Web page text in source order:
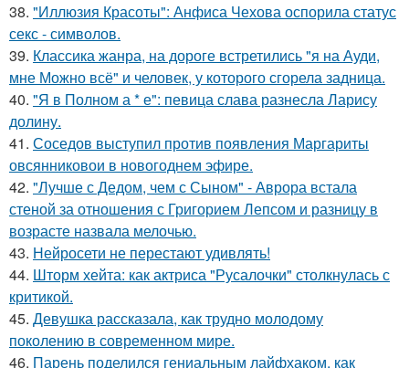
38. "Иллюзия Красоты": Анфиса Чехова оспорила статус
секс - символов.
39. Классика жанра, на дороге встретились "я на Ауди,
мне Можно всё" и человек, у которого сгорела задница.
40. "Я в Полном а * е": певица слава разнесла Ларису
долину.
41. Соседов выступил против появления Маргариты
овсянниковои в новогоднем эфире.
42. "Лучше с Дедом, чем с Сыном" - Аврора встала
стеной за отношения с Григорием Лепсом и разницу в
возрасте назвала мелочью.
43. Нейросети не перестают удивлять!
44. Шторм хейта: как актриса "Русалочки" столкнулась с
критикой.
45. Девушка рассказала, как трудно молодому
поколению в современном мире.
46. Парень поделился гениальным лайфхаком, как